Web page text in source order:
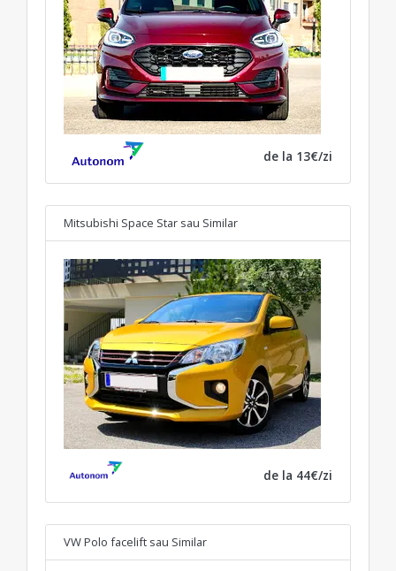
de la 13€/zi
Mitsubishi Space Star sau Similar
de la 44€/zi
VW Polo facelift sau Similar